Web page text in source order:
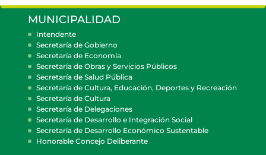
MUNICIPALIDAD
Intendente
Secretaría de Gobierno
Secretaría de Economía
Secretaría de Obras y Servicios Públicos
Secretaría de Salud Pública
Secretaría de Cultura, Educación, Deportes y Recreación
Secretaría de Cultura
Secretaría de Delegaciones
Secretaría de Desarrollo e Integración Social
Secretaría de Desarrollo Económico Sustentable
Honorable Concejo Deliberante